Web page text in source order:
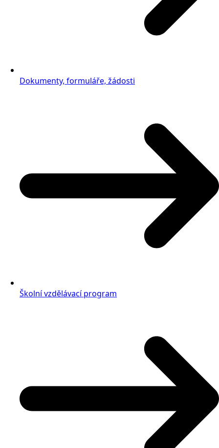
Dokumenty, formuláře, žádosti
Školní vzdělávací program